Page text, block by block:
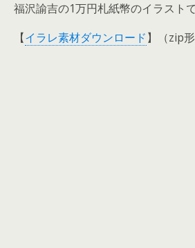
福沢諭吉の1万円札紙幣のイラストで
【イラレ素材ダウンロード】（zip